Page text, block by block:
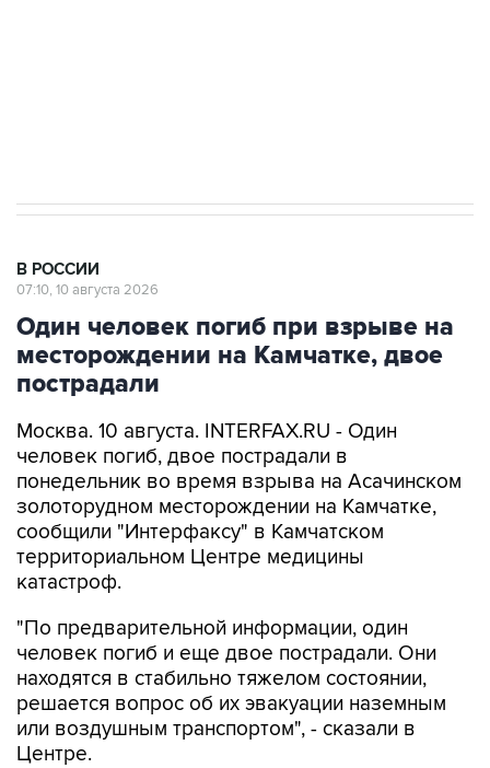
В РОССИИ
07:10, 10 августа 2026
Один человек погиб при взрыве на
месторождении на Камчатке, двое
пострадали
Москва. 10 августа. INTERFAX.RU - Один
человек погиб, двое пострадали в
понедельник во время взрыва на Асачинском
золоторудном месторождении на Камчатке,
сообщили "Интерфаксу" в Камчатском
территориальном Центре медицины
катастроф.
"По предварительной информации, один
человек погиб и еще двое пострадали. Они
находятся в стабильно тяжелом состоянии,
решается вопрос об их эвакуации наземным
или воздушным транспортом", - сказали в
Центре.